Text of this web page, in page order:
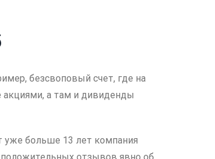
безсвоповый счет, где на
а там и дивиденды
уже больше 13 лет компания